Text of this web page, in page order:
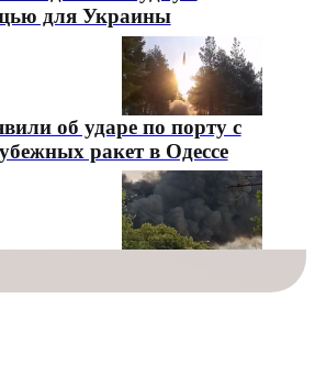
для Украины
об ударе по порту с
ракет в Одессе